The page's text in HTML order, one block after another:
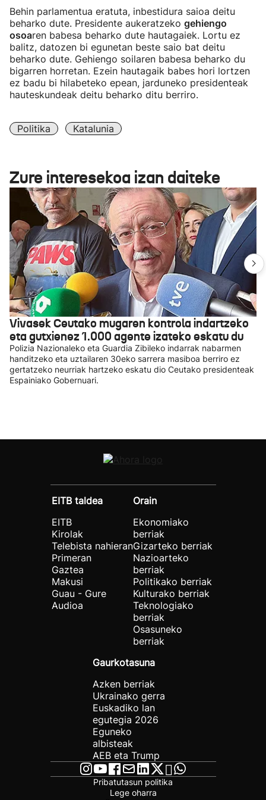
Behin parlamentua eratuta, inbestidura saioa deitu
beharko dute. Presidente aukeratzeko gehiengo
osoaren babesa beharko dute hautagaiek. Lortu ez
balitz, datozen bi egunetan beste saio bat deitu
beharko dute. Gehiengo soilaren babesa beharko du
bigarren horretan. Ezein hautagaik babes hori lortzen
ez badu bi hilabeteko epean, jarduneko presidenteak
hauteskundeak deitu beharko ditu berriro.
Politika Katalunia
Zure interesekoa izan daiteke
Vivasek Ceutako mugaren kontrola indartzeko
eta gutxienez 1.000 agente izateko eskatu du
Polizia Nazionaleko eta Guardia Zibileko indarrak nabarmen
handitzeko eta uztailaren 30eko sarrera masiboa berriro ez
gertatzeko neurriak hartzeko eskatu dio Ceutako presidenteak
Espainiako Gobernuari.
EITB taldea
EITB
Kirolak
Telebista nahieran
Primeran
Gaztea
Makusi
Guau - Gure
Audioa
Orain
Ekonomiako
berriak
Gizarteko berriak
Nazioarteko
berriak
Politikako berriak
Kulturako berriak
Teknologiako
berriak
Osasuneko
berriak
Gaurkotasuna
Azken berriak
Ukrainako gerra
Euskadiko lan
egutegia 2026
Eguneko
albisteak
AEB eta Trump
Pribatutasun politika
Lege oharra